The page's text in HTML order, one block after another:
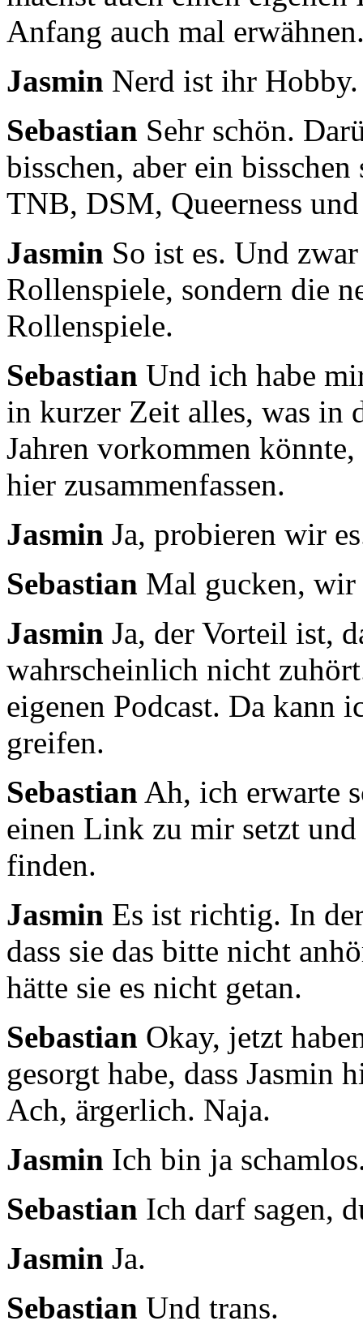
Anfang auch mal
Jasmin Nerd ist ihr Hobby.
Sebastian Sehr schön.
bisschen, aber ein
TNB, DSM, Queerness
Jasmin So ist es. Und
Rollenspiele, sondern die
Rollenspiele.
Sebastian Und ich habe
in kurzer Zeit alles, was in
Jahren vorkommen könnte,
hier zusammenfassen.
Jasmin Ja, probieren wir
Sebastian Mal gucken, wir
Jasmin Ja, der Vorteil ist,
wahrscheinlich nicht
eigenen Podcast. Da kann
greifen.
Sebastian Ah, ich erwarte
einen Link zu mir setzt
finden.
Jasmin Es ist richtig. In
dass sie das bitte nicht
hätte sie es nicht getan.
Sebastian Okay, jetzt
gesorgt habe, dass Jasmin
Ach, ärgerlich. Naja.
Jasmin Ich bin ja
Sebastian Ich darf sagen,
Jasmin Ja.
Sebastian Und trans.